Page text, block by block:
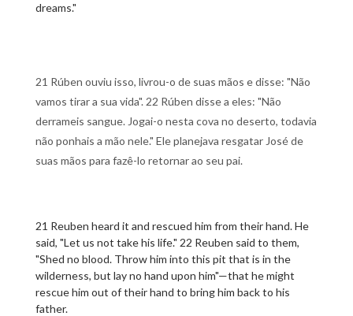
dreams."
21 Rúben ouviu isso, livrou-o de suas mãos e disse: "Não
vamos tirar a sua vida". 22 Rúben disse a eles: "Não
derrameis sangue. Jogai-o nesta cova no deserto, todavia
não ponhais a mão nele." Ele planejava resgatar José de
suas mãos para fazê-lo retornar ao seu pai.
21 Reuben heard it and rescued him from their hand. He
said, "Let us not take his life." 22 Reuben said to them,
"Shed no blood. Throw him into this pit that is in the
wilderness, but lay no hand upon him"—that he might
rescue him out of their hand to bring him back to his
father.